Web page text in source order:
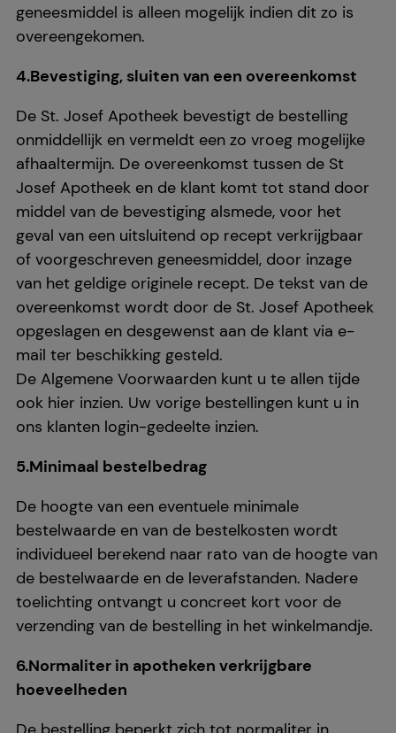
geneesmiddel is alleen mogelijk indien dit zo is
overeengekomen.
4.Bevestiging, sluiten van een overeenkomst
De St. Josef Apotheek bevestigt de bestelling
onmiddellijk en vermeldt een zo vroeg mogelijke
afhaaltermijn. De overeenkomst tussen de St
Josef Apotheek en de klant komt tot stand door
middel van de bevestiging alsmede, voor het
geval van een uitsluitend op recept verkrijgbaar
of voorgeschreven geneesmiddel, door inzage
van het geldige originele recept. De tekst van de
overeenkomst wordt door de St. Josef Apotheek
opgeslagen en desgewenst aan de klant via e-
mail ter beschikking gesteld.
De Algemene Voorwaarden kunt u te allen tijde
ook hier inzien. Uw vorige bestellingen kunt u in
ons klanten login-gedeelte inzien.
5.Minimaal bestelbedrag
De hoogte van een eventuele minimale
bestelwaarde en van de bestelkosten wordt
individueel berekend naar rato van de hoogte van
de bestelwaarde en de leverafstanden. Nadere
toelichting ontvangt u concreet kort voor de
verzending van de bestelling in het winkelmandje.
6.Normaliter in apotheken verkrijgbare
hoeveelheden